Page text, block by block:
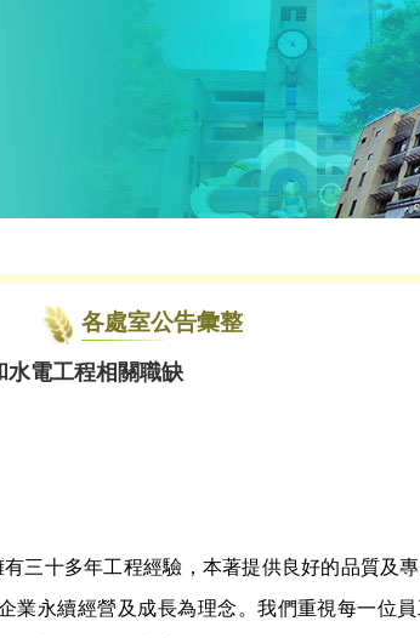
各處室公告彙整
水電工程相關職缺
有三十多年工程經驗，本著提供良好的品質及
業永續經營及成長為理念。我們重視每一位